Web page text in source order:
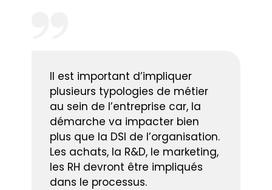
Il est important d’impliquer
plusieurs typologies de métier
au sein de l’entreprise car, la
démarche va impacter bien
plus que la DSI de l’organisation.
Les achats, la R&D, le marketing,
les RH devront être impliqués
dans le processus.